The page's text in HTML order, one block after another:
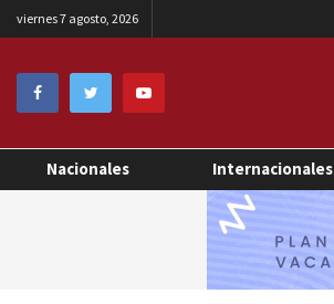
viernes 7 agosto, 2026
Nacionales Internacionales